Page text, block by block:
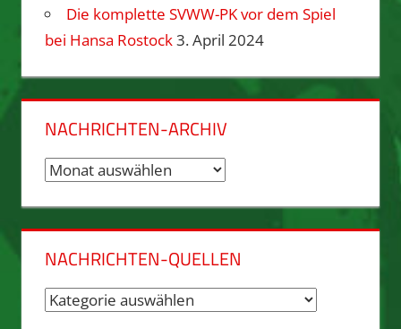
Die komplette SVWW-PK vor dem Spiel
bei Hansa Rostock3. April 2024
NACHRICHTEN-ARCHIV
Nachrichten-
NACHRICHTEN-QUELLEN
Nachrichten-